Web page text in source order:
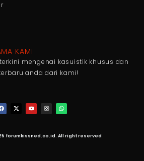
KAMI
mengenai kasuistik khusus dan
anda dari kami!
forumkissned.co.id. All right reserved